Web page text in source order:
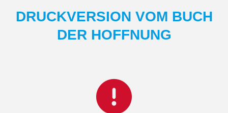
DRUCKVERSION VOM BUCH
DER HOFFNUNG